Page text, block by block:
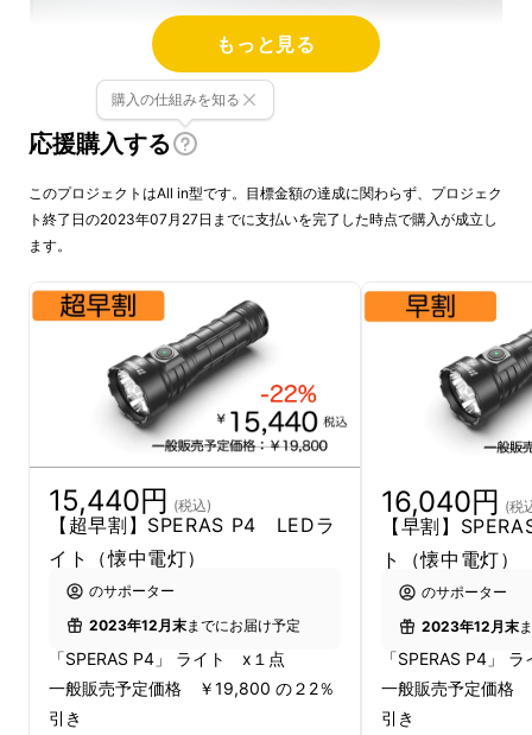
もっと見る
応援購入する
購入の仕組みを知る
このプロジェクトはAll in型です。目標金額の達成に関わらず、プロジェク
ト終了日の2023年07月27日までに支払いを完了した時点で購入が成立し
ます。
15,440円 (税込)
【超早割】SPERAS P4 LEDラ
イト（懐中電灯）
のサポーター
2023年12月末までにお届け予定
「SPERAS P4」 ライト x１点
一般販売予定価格 ￥19,800 の２2％
引き
16,040円 (税
【早割】
ト（懐中電灯）
のサポーター
2023年12月末
「SPERAS P4」
一般販売予定価格
引き